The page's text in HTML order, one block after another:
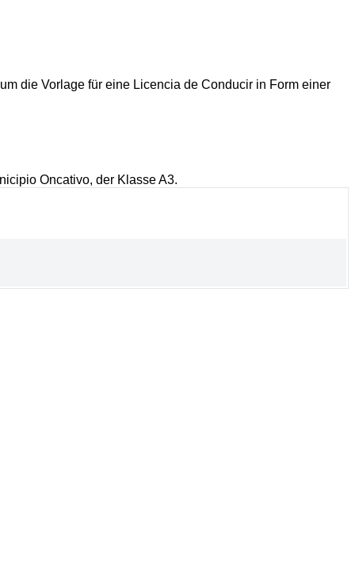
die Vorlage für eine Licencia de Conducir in Form einer
Oncativo, der Klasse A3.